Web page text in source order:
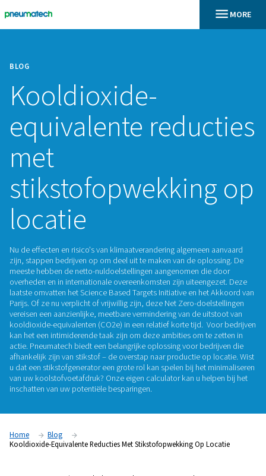
BLOG
Kooldioxide-
equivalente
met
locatie
Nu de effecten en risico's van klimaatverandering algemeen
zijn, stappen bedrijven op om deel uit te maken van de
meeste hebben de netto-nuldoelstellingen aangenomen
overheden en in internationale overeenkomsten zijn
laatste omvatten het Science Based Targets Initiative en
Parijs. Of ze nu verplicht of vrijwillig zijn, deze Net Zero-
vereisen een aanzienlijke, meetbare vermindering van de
actie. Pneumatech biedt een belangrijke oplossing voor
afhankelijk zijn van stikstof – de overstap naar productie
van uw koolstofvoetafdruk? Onze eigen calculator kan u